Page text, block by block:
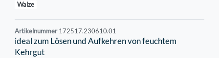
Walze
Artikelnummer172517.230610.01
ideal zum Lösen und Aufkehren von feuchtem
Kehrgut